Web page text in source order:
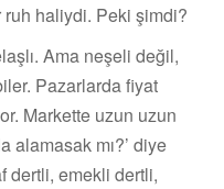
haliydi. Peki şimdi?
Ama neşeli değil,
Pazarlarda fiyat
Markette uzun uzun
alamasak mı?’ diye
dertli, emekli dertli,